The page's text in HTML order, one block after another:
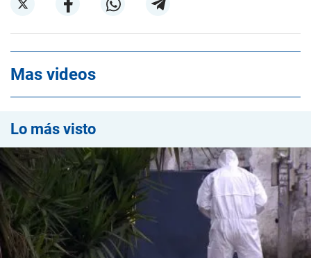
Mas videos
Lo más visto